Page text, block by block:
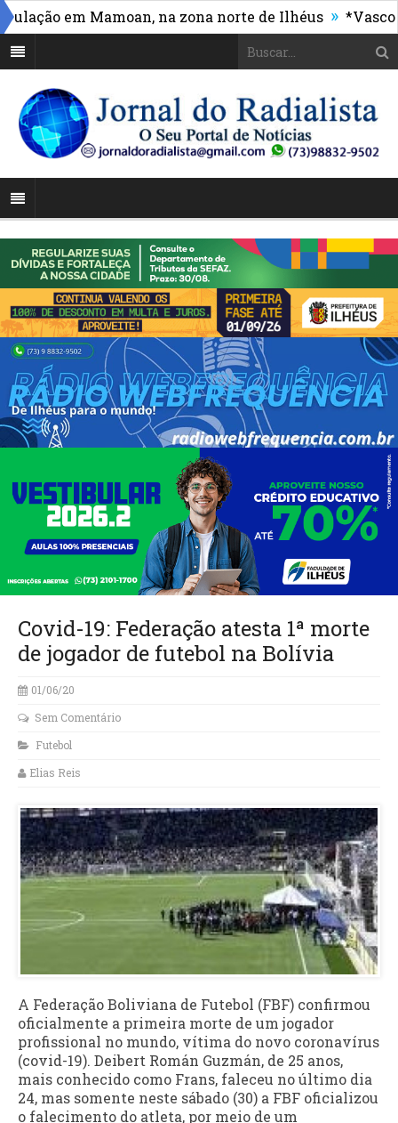
em Mamoan, na zona norte de Ilhéus » *Vasco
rede municipal ganha reforço com capacitação
Covid-19: Federação atesta 1ª morte
de jogador de futebol na Bolívia
01/06/20
Sem Comentário
Futebol
Elias Reis
A Federação Boliviana de Futebol (FBF) confirmou
oficialmente a primeira morte de um jogador
profissional no mundo, vítima do novo coronavírus
(covid-19). Deibert Román Guzmán, de 25 anos,
mais conhecido como Frans, faleceu no último dia
24, mas somente neste sábado (30) a FBF oficializou
o falecimento do atleta, por meio de um